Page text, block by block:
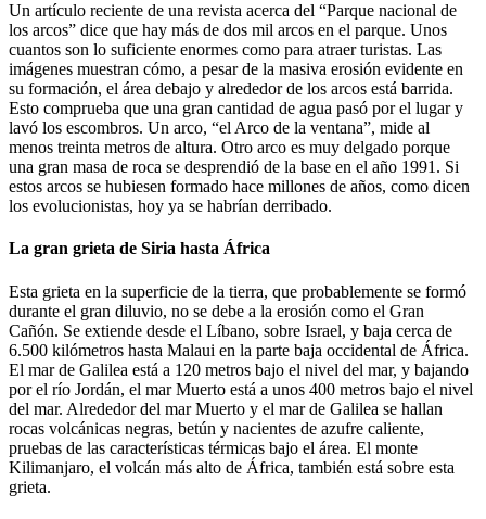
Un artículo reciente de una revista acerca del “Parque nacional de
los arcos” dice que hay más de dos mil arcos en el parque. Unos
cuantos son lo suficiente enormes como para atraer turistas. Las
imágenes muestran cómo, a pesar de la masiva erosión evidente en
su formación, el área debajo y alrededor de los arcos está barrida.
Esto comprueba que una gran cantidad de agua pasó por el lugar y
lavó los escombros. Un arco, “el Arco de la ventana”, mide al
menos treinta metros de altura. Otro arco es muy delgado porque
una gran masa de roca se desprendió de la base en el año 1991. Si
estos arcos se hubiesen formado hace millones de años, como dicen
los evolucionistas, hoy ya se habrían derribado.
La gran grieta de Siria hasta África
Esta grieta en la superficie de la tierra, que probablemente se formó
durante el gran diluvio, no se debe a la erosión como el Gran
Cañón. Se extiende desde el Líbano, sobre Israel, y baja cerca de
6.500 kilómetros hasta Malaui en la parte baja occidental de África.
El mar de Galilea está a 120 metros bajo el nivel del mar, y bajando
por el río Jordán, el mar Muerto está a unos 400 metros bajo el nivel
del mar. Alrededor del mar Muerto y el mar de Galilea se hallan
rocas volcánicas negras, betún y nacientes de azufre caliente,
pruebas de las características térmicas bajo el área. El monte
Kilimanjaro, el volcán más alto de África, también está sobre esta
grieta.